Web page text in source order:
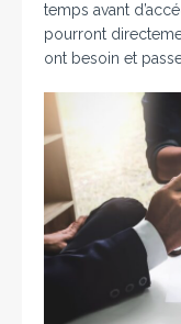
temps avant
pourront
ont besoin et